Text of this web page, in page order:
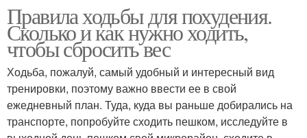
Правила ходьбы для похудения.
Сколько и как нужно ходить,
чтобы сбросить вес
Ходьба, пожалуй, самый удобный и интересный вид
тренировки, поэтому важно ввести ее в свой
ежедневный план. Туда, куда вы раньше добирались на
транспорте, попробуйте сходить пешком, исследуйте в